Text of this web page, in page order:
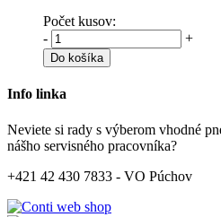
Počet kusov:
-
+
Do košíka
Info linka
Neviete si rady s výberom vhodné
nášho servisného pracovníka?
+421 42 430 7833 - VO Púchov